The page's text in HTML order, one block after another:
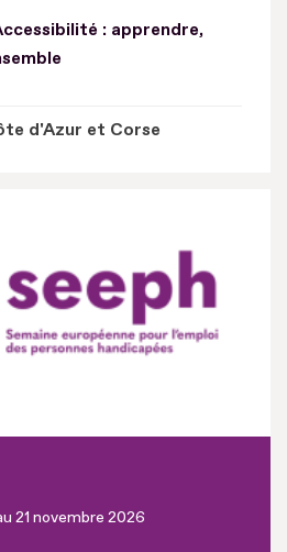
: apprendre,
d'Azur et Corse
21 novembre 2026